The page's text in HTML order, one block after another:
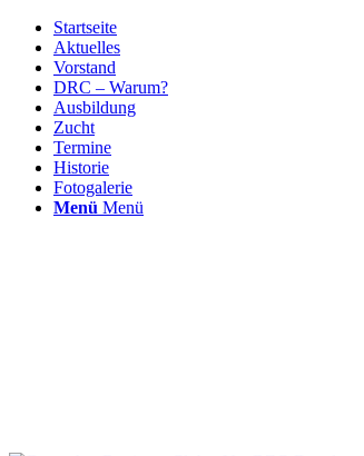
Startseite
Aktuelles
Vorstand
DRC – Warum?
Ausbildung
Zucht
Termine
Historie
Fotogalerie
Menü Menü